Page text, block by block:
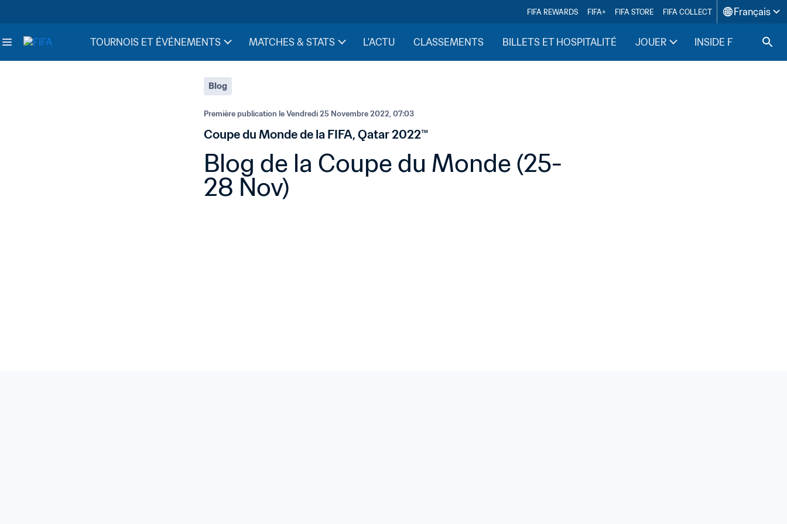
FIFA REWARDS FIFA+ FIFA STORE FIFA COLLECT Français
TOURNOIS ET ÉVÉNEMENTS MATCHES & STATS L'ACTU CLASSEMENTS BILLETS ET HOSPITALITÉ JOUER INSIDE FIFA
Blog
Première publication le Vendredi 25 Novembre 2022, 07:03
Coupe du Monde de la FIFA, Qatar 2022™
Blog de la Coupe du Monde (25-
28 Nov)